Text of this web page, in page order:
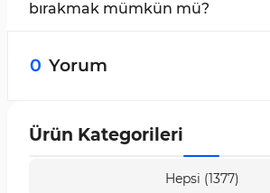
formasyonlarını teyit sinyali
bırakmak mümkün mü?
kapatılabilir.
0 Yorum
Ürün Kategorileri
Hepsi (1377)